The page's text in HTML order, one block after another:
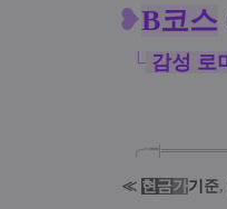
❥B코스
└감성 로
╭╼|══════
≪ 현 금가기 준,